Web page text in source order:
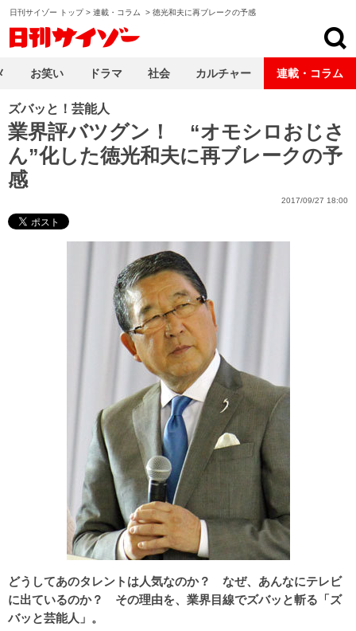
日刊サイゾー トップ> 連載・コラム > 徳光和夫に再ブレークの予感
ズバッと！芸能人
業界評バツグン！ “オモシロおじさ
ん”化した徳光和夫に再ブレークの予
感
2017/09/27 18:00
どうしてあのタレントは人気なのか？ なぜ、あんなにテレビ
に出ているのか？ その理由を、業界目線でズバッと斬る「ズ
バッと芸能人」。
お笑い ドラマ 社会 カルチャー 連載・コラム